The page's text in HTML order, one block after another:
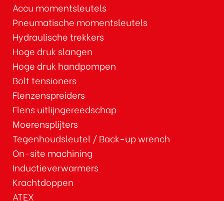
Accu momentsleutels
Pneumatische momentsleutels
Hydraulische trekkers
Hoge druk slangen
Hoge druk handpompen
Bolt tensioners
Flenzenspreiders
Flens uitlijngereedschap
Moerensplijters
Tegenhoudsleutel / Back-up wrench
On-site machining
Inductieverwarmers
Krachtdoppen
ATEX